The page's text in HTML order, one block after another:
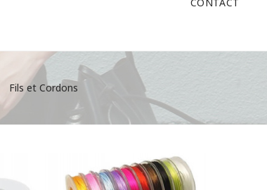
Fils et Cordons